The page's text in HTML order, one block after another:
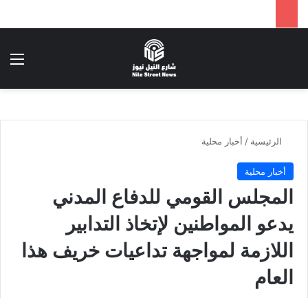
الرئيسية / أخبار محلية
أخبار محلية
المجلس القومي للدفاع المدني
يدعو المواطنين لإتخاذ التدابير
اللازمة لمواجهة تداعيات خريف هذا
العام